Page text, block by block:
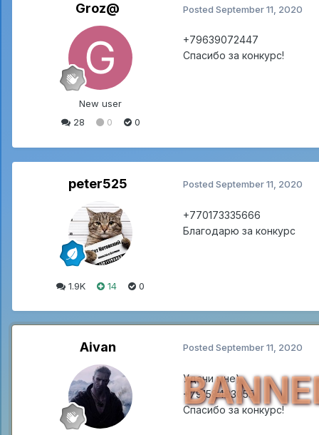
Groz@
New user
28
0 0
Posted September 11, 2020
+79639072447
Спасибо за конкурс!
peter525
1.9K 14 0
Posted September 11, 2020
+770173335666
Благодарю за конкурс
Aivan Posted September 11, 2020
Удачи мне)
+79158493055
Спасибо за конкурс!